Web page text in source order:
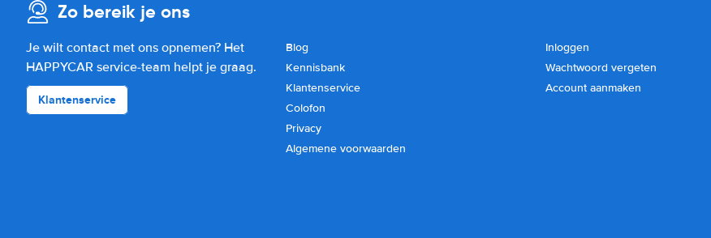
Zo bereik je ons
Je wilt contact met ons opnemen? Het
HAPPYCAR service-team helpt je graag.
Klantenservice
Blog
Kennisbank
Klantenservice
Colofon
Privacy
Algemene voorwaarden
Inloggen
Wachtwoord vergeten
Account aanmaken